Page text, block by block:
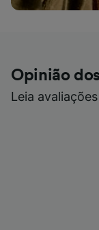
Opinião
Leia